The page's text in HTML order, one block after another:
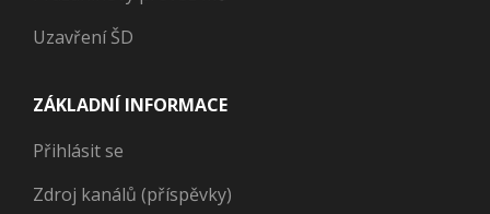
Uzavření ŠD
ZÁKLADNÍ INFORMACE
Přihlásit se
Zdroj kanálů (příspěvky)